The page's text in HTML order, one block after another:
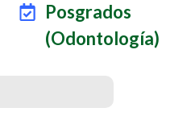
Posgrados
(Odontología)